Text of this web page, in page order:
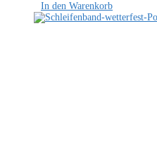
In den Warenkorb